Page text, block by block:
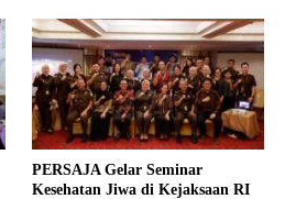
PERSAJA Gelar Seminar
Kesehatan Jiwa di Kejaksaan RI